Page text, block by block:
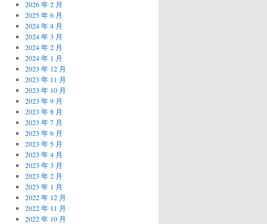
2026 年 2 月
2025 年 6 月
2024 年 4 月
2024 年 3 月
2024 年 2 月
2024 年 1 月
2023 年 12 月
2023 年 11 月
2023 年 10 月
2023 年 9 月
2023 年 8 月
2023 年 7 月
2023 年 6 月
2023 年 5 月
2023 年 4 月
2023 年 3 月
2023 年 2 月
2023 年 1 月
2022 年 12 月
2022 年 11 月
2022 年 10 月